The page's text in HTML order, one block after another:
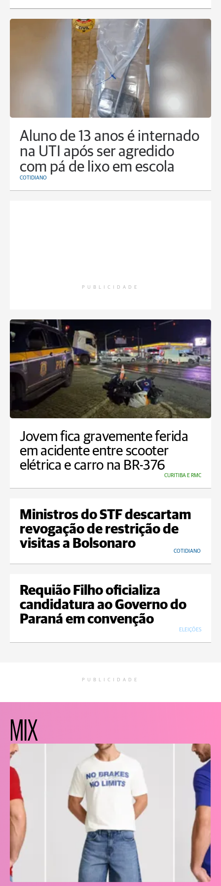
Aluno de 13 anos é internado
na UTI após ser agredido
com pá de lixo em escola
COTIDIANO
PUBLICIDADE
Jovem fica gravemente ferida
em acidente entre scooter
elétrica e carro na BR-376
CURITIBA E RMC
Ministros do STF descartam
revogação de restrição de
visitas a Bolsonaro
COTIDIANO
Requião Filho oficializa
candidatura ao Governo do
Paraná em convenção
ELEIÇÕES
PUBLICIDADE
MIX